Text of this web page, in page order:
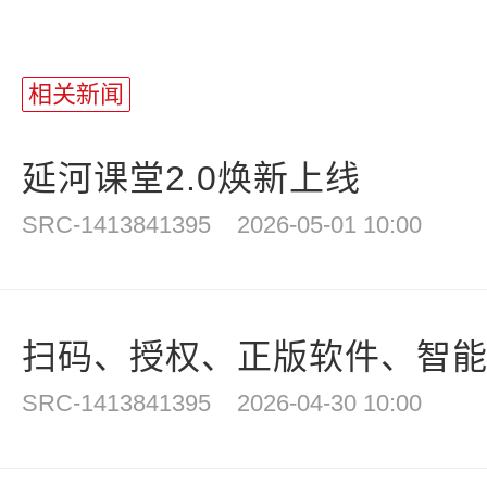
相关新闻
延河课堂2.0焕新上线
SRC-1413841395 2026-05-01 10:00
扫码、授权、正版软件、智
SRC-1413841395 2026-04-30 10:00